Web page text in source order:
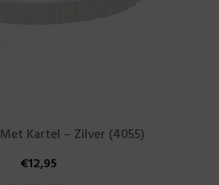
Kartel – Zilver (4055)
€12,95